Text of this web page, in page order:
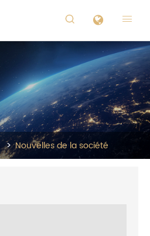
 
Nouvelles de la société